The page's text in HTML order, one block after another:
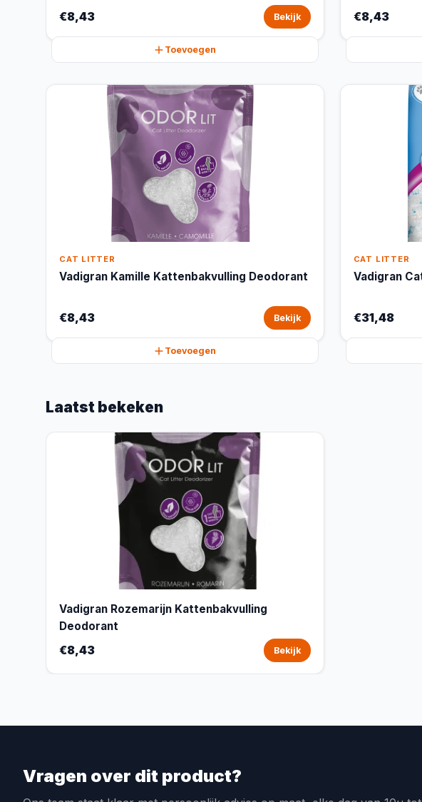
€8,43 Bekijk
Toevoegen
€8,43
CAT LITTER
Vadigran Kamille Kattenbakvulling Deodorant
€8,43 Bekijk
Toevoegen
CAT LITTER
Vadigran
€31,48
Laatst bekeken
Vadigran Rozemarijn Kattenbakvulling
Deodorant
€8,43 Bekijk
Vragen over dit product?